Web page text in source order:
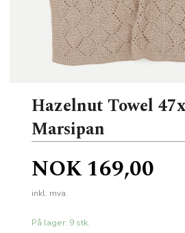
Hazelnut Towel
Marsipan
Pris
NOK169,00
inkl. mva.
På lager: 9 stk.